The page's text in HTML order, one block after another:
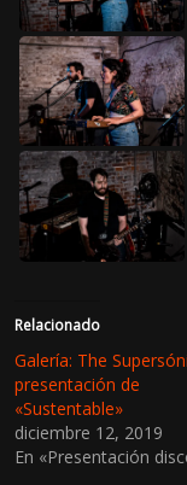
Relacionado
Galería: The
presentación de
«Sustentable»
diciembre 12, 2019
En «Presentación